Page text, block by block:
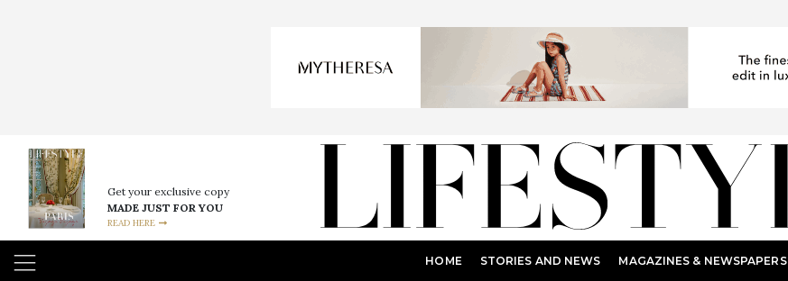
Get your exclusive copy
MADE JUST FOR YOU
READ HERE
HOME STORIES AND NEWS MAGAZINES & NEWSPAPERS